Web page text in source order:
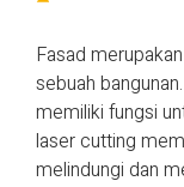
Fasad
sebuah
memiliki fungsi
laser cutting
melindungi dan